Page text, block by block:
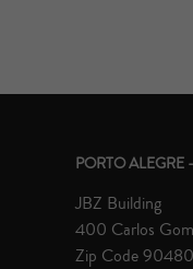
PORTO ALEGRE
JBZ Building
400 Carlos
Zip Code